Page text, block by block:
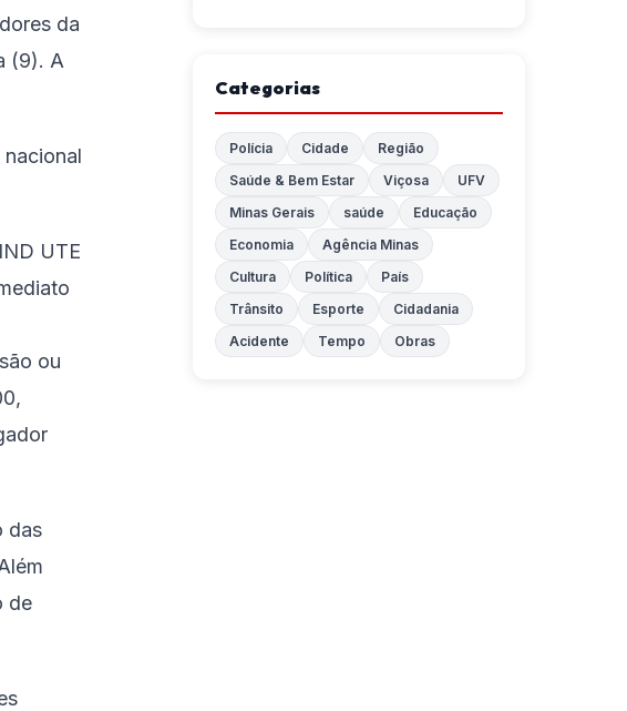
da
(9). A
UTE
ou
das
de
Categorias
Polícia Cidade
Região
Saúde & Bem Estar
Viçosa
UFV
Minas Gerais
saúde
Educação
Economia
Agência Minas
Cultura
Política
País
Trânsito
Esporte
Cidadania
Acidente
Tempo Obras